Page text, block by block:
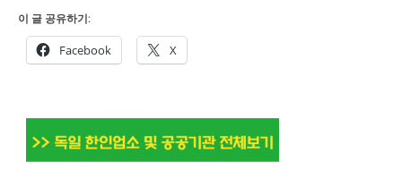
이 글 공유하기:
Facebook X